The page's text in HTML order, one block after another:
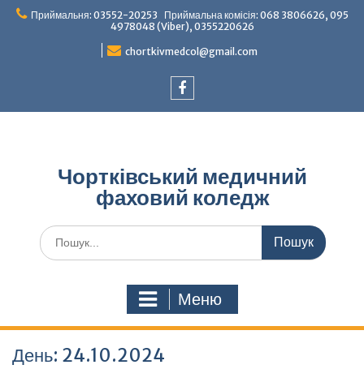
ПерейтиПриймальня: 03552-20253 Приймальна комісія: 068 3806626, 095
4978048 (Viber), 0355220626
chortkivmedcol@gmail.com
Чортківський медичний
фаховий коледж
Шукати:
Меню
День: 24.10.2024